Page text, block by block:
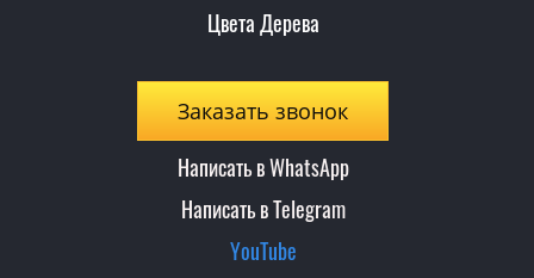
Цвета Дерева
Заказать звонок
Написать в WhatsApp
Написать в Telegram
YouTube